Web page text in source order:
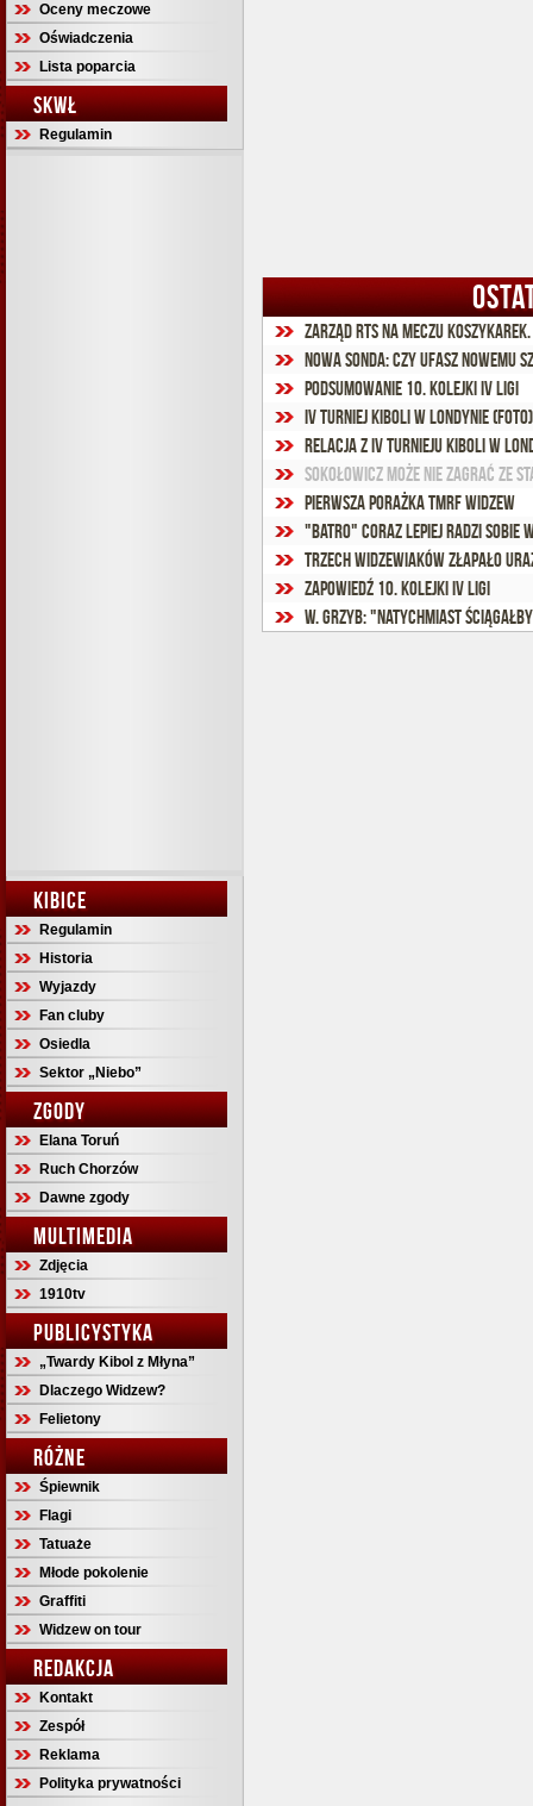
Oceny meczowe
Oświadczenia
Lista poparcia
SKWŁ
Regulamin
KIBICE
Regulamin
Historia
Wyjazdy
Fan cluby
Osiedla
Sektor „Niebo”
ZGODY
Elana Toruń
Ruch Chorzów
Dawne zgody
MULTIMEDIA
Zdjęcia
1910tv
PUBLICYSTYKA
„Twardy Kibol z Młyna”
Dlaczego Widzew?
Felietony
RÓŻNE
Śpiewnik
Flagi
Tatuaże
Młode pokolenie
Graffiti
Widzew on tour
REDAKCJA
Kontakt
Zespół
Reklama
Polityka prywatności
Zarząd RTS na meczu
Nowa sonda: Czy ufasz nowemu
Podsumowanie 10. kolejki IV ligi
IV Turniej Kiboli w Londynie (foto)
Relacja z IV Turnieju Kiboli w
Sokołowicz może nie zagrać ze
Pierwsza porażka TMRF Widzew
"Batro" coraz lepiej radzi sobie
Trzech widzewiaków złapało
Zapowiedź 10. kolejki IV ligi
W. Grzyb: "Natychmiast